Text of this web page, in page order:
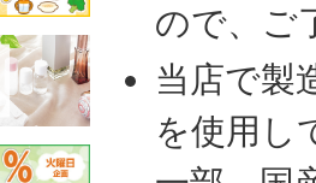
ので、ご
当店で製
を使用し